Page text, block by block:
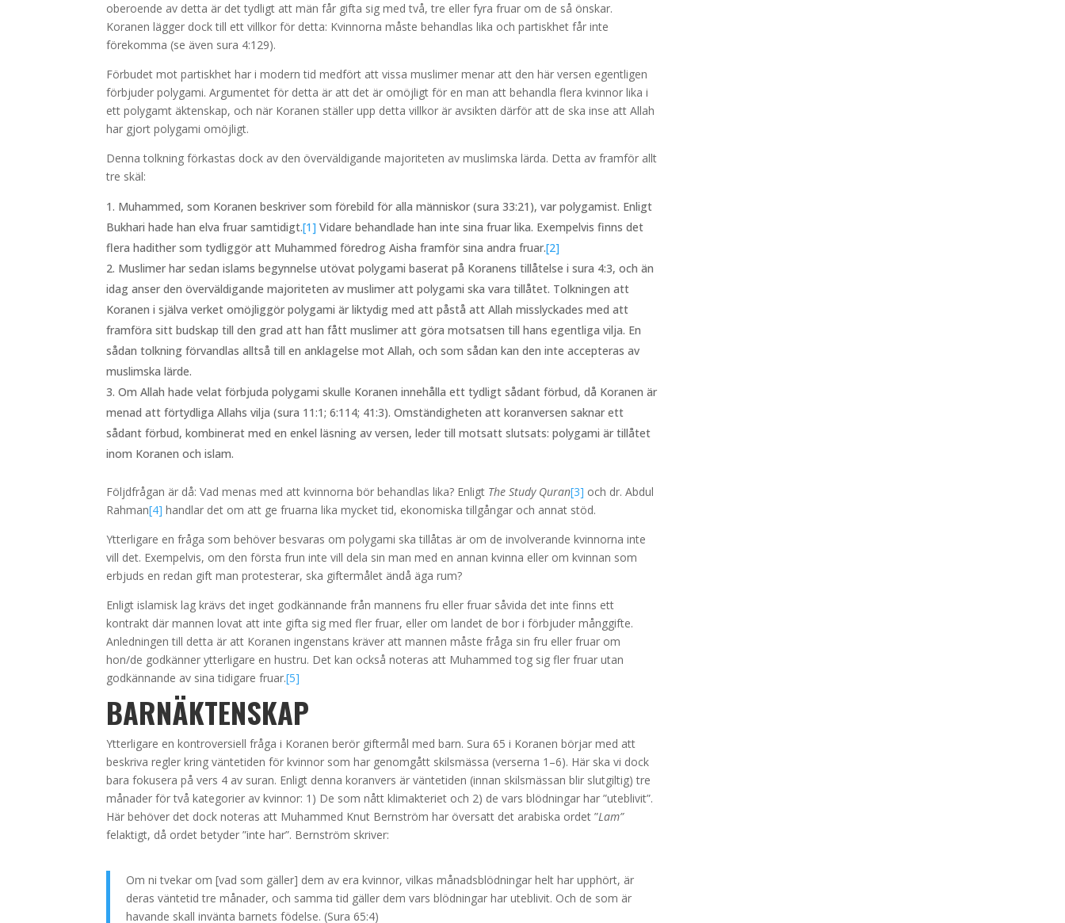
oberoende av detta är det tydligt att män får gifta sig med två, tre eller fyra fruar om de så önskar.
Koranen lägger dock till ett villkor för detta: Kvinnorna måste behandlas lika och partiskhet får inte
förekomma (se även sura 4:129).
Förbudet mot partiskhet har i modern tid medfört att vissa muslimer menar att den här versen egentligen
förbjuder polygami. Argumentet för detta är att det är omöjligt för en man att behandla flera kvinnor lika i
ett polygamt äktenskap, och när Koranen ställer upp detta villkor är avsikten därför att de ska inse att Allah
har gjort polygami omöjligt.
Denna tolkning förkastas dock av den överväldigande majoriteten av muslimska lärda. Detta av framför allt
tre skäl:
Muhammed, som Koranen beskriver som förebild för alla människor (sura 33:21), var polygamist. Enligt
Bukhari hade han elva fruar samtidigt.[1] Vidare behandlade han inte sina fruar lika. Exempelvis finns det
flera hadither som tydliggör att Muhammed föredrog Aisha framför sina andra fruar.[2]
Muslimer har sedan islams begynnelse utövat polygami baserat på Koranens tillåtelse i sura 4:3, och än
idag anser den överväldigande majoriteten av muslimer att polygami ska vara tillåtet. Tolkningen att
Koranen i själva verket omöjliggör polygami är liktydig med att påstå att Allah misslyckades med att
framföra sitt budskap till den grad att han fått muslimer att göra motsatsen till hans egentliga vilja. En
sådan tolkning förvandlas alltså till en anklagelse mot Allah, och som sådan kan den inte accepteras av
muslimska lärde.
Om Allah hade velat förbjuda polygami skulle Koranen innehålla ett tydligt sådant förbud, då Koranen är
menad att förtydliga Allahs vilja (sura 11:1; 6:114; 41:3). Omständigheten att koranversen saknar ett
sådant förbud, kombinerat med en enkel läsning av versen, leder till motsatt slutsats: polygami är tillåtet
inom Koranen och islam.
Följdfrågan är då: Vad menas med att kvinnorna bör behandlas lika? Enligt The Study Quran[3] och dr. Abdul
Rahman[4] handlar det om att ge fruarna lika mycket tid, ekonomiska tillgångar och annat stöd.
Ytterligare en fråga som behöver besvaras om polygami ska tillåtas är om de involverande kvinnorna inte
vill det. Exempelvis, om den första frun inte vill dela sin man med en annan kvinna eller om kvinnan som
erbjuds en redan gift man protesterar, ska giftermålet ändå äga rum?
Enligt islamisk lag krävs det inget godkännande från mannens fru eller fruar såvida det inte finns ett
kontrakt där mannen lovat att inte gifta sig med fler fruar, eller om landet de bor i förbjuder månggifte.
Anledningen till detta är att Koranen ingenstans kräver att mannen måste fråga sin fru eller fruar om
hon/de godkänner ytterligare en hustru. Det kan också noteras att Muhammed tog sig fler fruar utan
godkännande av sina tidigare fruar.[5]
BARNÄKTENSKAP
Ytterligare en kontroversiell fråga i Koranen berör giftermål med barn. Sura 65 i Koranen börjar med att
beskriva regler kring väntetiden för kvinnor som har genomgått skilsmässa (verserna 1–6). Här ska vi dock
bara fokusera på vers 4 av suran. Enligt denna koranvers är väntetiden (innan skilsmässan blir slutgiltig) tre
månader för två kategorier av kvinnor: 1) De som nått klimakteriet och 2) de vars blödningar har ”uteblivit”.
Här behöver det dock noteras att Muhammed Knut Bernström har översatt det arabiska ordet ”Lam”
felaktigt, då ordet betyder ”inte har”. Bernström skriver:
Om ni tvekar om [vad som gäller] dem av era kvinnor, vilkas månadsblödningar helt har upphört, är
deras väntetid tre månader, och samma tid gäller dem vars blödningar har uteblivit. Och de som är
havande skall invänta barnets födelse. (Sura 65:4)